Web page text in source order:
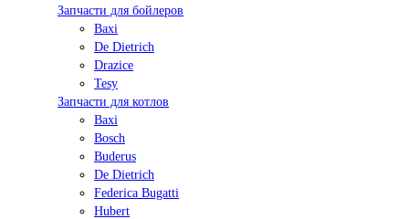
Запчасти для бойлеров
Baxi
De Dietrich
Drazice
Tesy
Запчасти для котлов
Baxi
Bosch
Buderus
De Dietrich
Federica Bugatti
Hubert